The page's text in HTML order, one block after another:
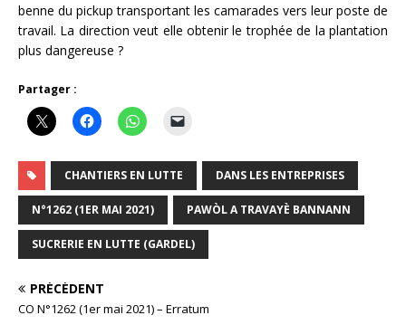
benne du pickup transportant les camarades vers leur poste de
travail. La direction veut elle obtenir le trophée de la plantation
plus dangereuse ?
Partager :
CHANTIERS EN LUTTE DANS LES ENTREPRISES
N°1262 (1ER MAI 2021) PAWÒL A TRAVAYÈ BANNANN
SUCRERIE EN LUTTE (GARDEL)
PRÉCÉDENT
CO N°1262 (1er mai 2021) – Erratum